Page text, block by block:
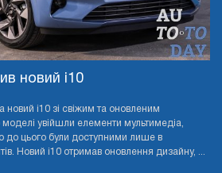
новий i10
новий i10 зі свіжим та оновленим
увійшли елементи мультимедіа,
до цього були доступними лише в
Новий i10 отримав оновлення дизайну, ...